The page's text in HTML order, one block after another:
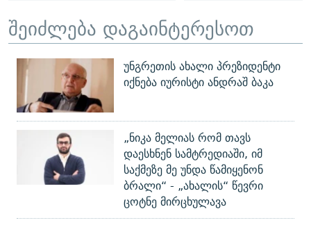
შეიძლება დაგაინტერესოთ
უნგრეთის ახალი პრეზიდენტი
იქნება იურისტი ანდრაშ ბაკა
„ნიკა მელიას რომ თავს
დაესხნენ სამტრედიაში, იმ
საქმეზე მე უნდა წამიყენონ
ბრალი“ - „ახალის“ წევრი
ცოტნე მირცხულავა